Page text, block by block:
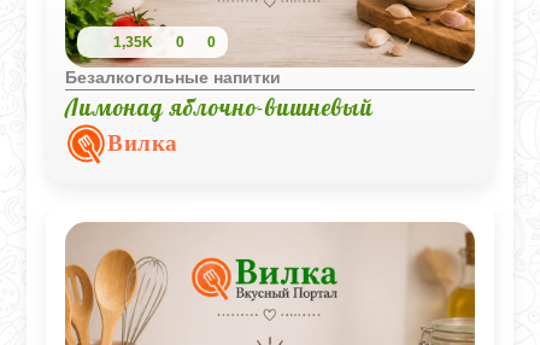
1,35K 0 0
Безалкогольные напитки
Лимонад яблочно-вишневый
Вилка